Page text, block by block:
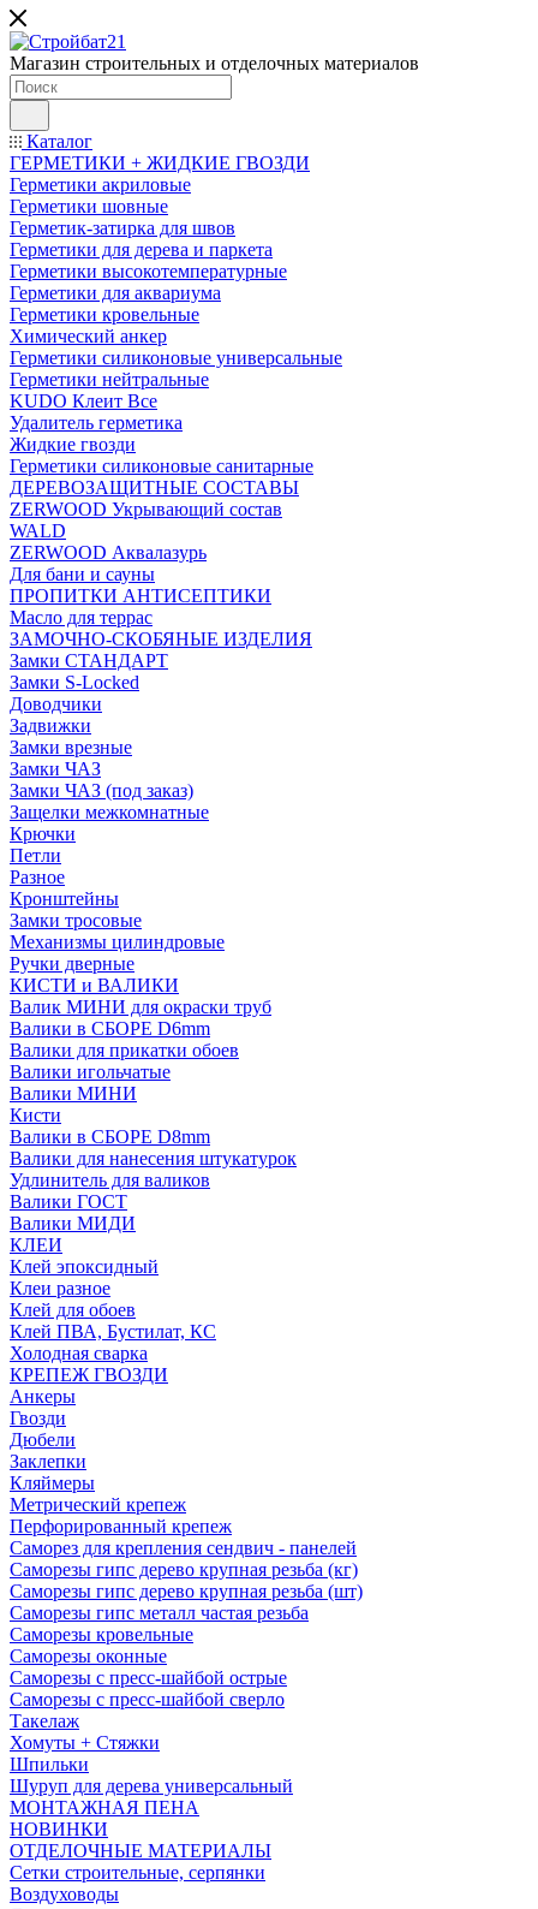
Магазин строительных и отделочных материалов
Каталог
ГЕРМЕТИКИ + ЖИДКИЕ ГВОЗДИ
Герметики акриловые
Герметики шовные
Герметик-затирка для швов
Герметики для дерева и паркета
Герметики высокотемпературные
Герметики для аквариума
Герметики кровельные
Химический анкер
Герметики силиконовые универсальные
Герметики нейтральные
KUDO Клеит Все
Удалитель герметика
Жидкие гвозди
Герметики силиконовые санитарные
ДЕРЕВОЗАЩИТНЫЕ СОСТАВЫ
ZERWOOD Укрывающий состав
WALD
ZERWOOD Аквалазурь
Для бани и сауны
ПРОПИТКИ АНТИСЕПТИКИ
Масло для террас
ЗАМОЧНО-СКОБЯНЫЕ ИЗДЕЛИЯ
Замки СТАНДАРТ
Замки S-Locked
Доводчики
Задвижки
Замки врезные
Замки ЧАЗ
Замки ЧАЗ (под заказ)
Защелки межкомнатные
Крючки
Петли
Разное
Кронштейны
Замки тросовые
Механизмы цилиндровые
Ручки дверные
КИСТИ и ВАЛИКИ
Валик МИНИ для окраски труб
Валики в СБОРЕ D6mm
Валики для прикатки обоев
Валики игольчатые
Валики МИНИ
Кисти
Валики в СБОРЕ D8mm
Валики для нанесения штукатурок
Удлинитель для валиков
Валики ГОСТ
Валики МИДИ
КЛЕИ
Клей эпоксидный
Клеи разное
Клей для обоев
Клей ПВА, Бустилат, КС
Холодная сварка
КРЕПЕЖ ГВОЗДИ
Анкеры
Гвозди
Дюбели
Заклепки
Кляймеры
Метрический крепеж
Перфорированный крепеж
Саморез для крепления сендвич - панелей
Саморезы гипс дерево крупная резьба (кг)
Саморезы гипс дерево крупная резьба (шт)
Саморезы гипс металл частая резьба
Саморезы кровельные
Саморезы оконные
Саморезы с пресс-шайбой острые
Саморезы с пресс-шайбой сверло
Такелаж
Хомуты + Стяжки
Шпильки
Шуруп для дерева универсальный
МОНТАЖНАЯ ПЕНА
НОВИНКИ
ОТДЕЛОЧНЫЕ МАТЕРИАЛЫ
Сетки строительные, серпянки
Воздуховоды